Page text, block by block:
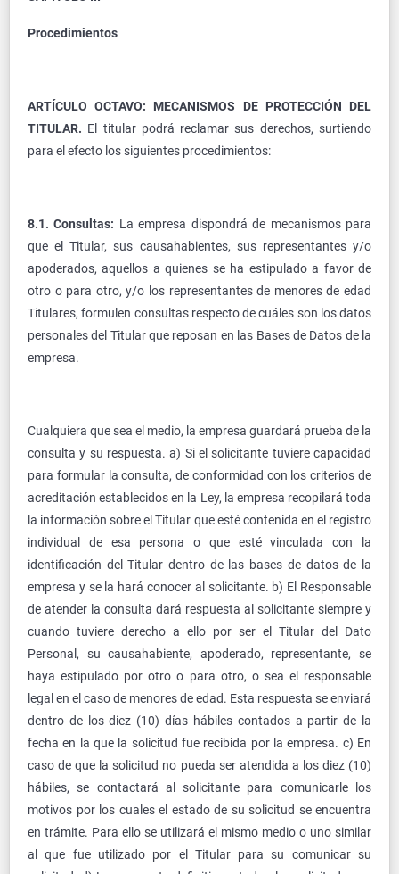
Procedimientos
ARTÍCULO OCTAVO: MECANISMOS DE PROTECCIÓN DEL
TITULAR. El titular podrá reclamar sus derechos, surtiendo
para el efecto los siguientes procedimientos:
8.1. Consultas: La empresa dispondrá de mecanismos para
que el Titular, sus causahabientes, sus representantes y/o
apoderados, aquellos a quienes se ha estipulado a favor de
otro o para otro, y/o los representantes de menores de edad
Titulares, formulen consultas respecto de cuáles son los datos
personales del Titular que reposan en las Bases de Datos de la
empresa.
Cualquiera que sea el medio, la empresa guardará prueba de la
consulta y su respuesta. a) Si el solicitante tuviere capacidad
para formular la consulta, de conformidad con los criterios de
acreditación establecidos en la Ley, la empresa recopilará toda
la información sobre el Titular que esté contenida en el registro
individual de esa persona o que esté vinculada con la
identificación del Titular dentro de las bases de datos de la
empresa y se la hará conocer al solicitante. b) El Responsable
de atender la consulta dará respuesta al solicitante siempre y
cuando tuviere derecho a ello por ser el Titular del Dato
Personal, su causahabiente, apoderado, representante, se
haya estipulado por otro o para otro, o sea el responsable
legal en el caso de menores de edad. Esta respuesta se enviará
dentro de los diez (10) días hábiles contados a partir de la
fecha en la que la solicitud fue recibida por la empresa. c) En
caso de que la solicitud no pueda ser atendida a los diez (10)
hábiles, se contactará al solicitante para comunicarle los
motivos por los cuales el estado de su solicitud se encuentra
en trámite. Para ello se utilizará el mismo medio o uno similar
al que fue utilizado por el Titular para su comunicar su